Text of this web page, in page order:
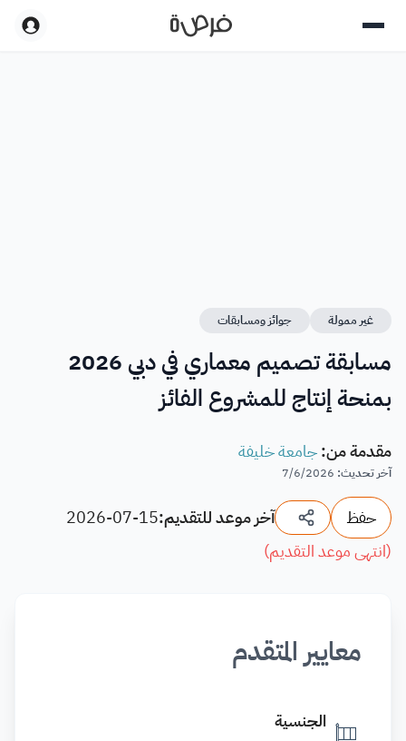
غير ممولة جوائز ومسابقات
مسابقة تصميم معماري في دبي 2026
بمنحة إنتاج للمشروع الفائز
مقدمة من:جامعة خليفة
آخر تحديث:
7/6/2026
حفظ آخر موعد للتقديم:2026-07-15
(انتهى موعد التقديم)
معايير المتقدم
الجنسية